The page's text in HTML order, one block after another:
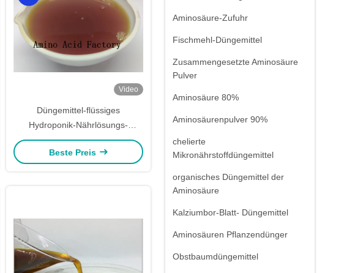
Aminosäure-Zufuhr
Fischmehl-Düngemittel
Zusammengesetzte Aminosäure
Pulver
Aminosäure 80%
Aminosäurenpulver 90%
chelierte
Mikronährstoffdüngemittel
organisches Düngemittel der
Aminosäure
Kalziumbor-Blatt- Düngemittel
Aminosäuren Pflanzendünger
Obstbaumdüngemittel
Video
Düngemittel-flüssiges
Hydroponik-Nährlösungs-
Aminosäure-Enzym
Beste Preis